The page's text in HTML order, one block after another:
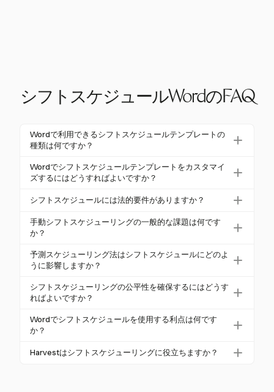
シフトスケジュールWordのFAQ
Wordで利用できるシフトスケジュールテンプレートの
種類は何ですか？
Microsoft Wordでは、日次、週次、月次形式を含む
さまざまなシフトスケジュールテンプレートが提供
ローテーション、分割シフトなど、特定のビジネス
ニーズに合わせてカスタマイズできます。ユーザー
はテーブルを挿入し、セルを結合し、シフト時間を
きます。
Wordでシフトスケジュールテンプレートをカスタマイ
ズするにはどうすればよいですか？
Wordでシフトスケジュールテンプレートをカスタマ
月次）に合ったテンプレートを選択します。従業員
やシフトの数に応じて、テーブルの列や行を挿入ま
たは変更します。ヘッダー用にセルを結合し、特定
のシフト時間、役割、従業員名を入力します。フォ
可読性を向上させることができます。
シフトスケジュールには法的要件がありますか？
はい、シフトスケジュールは、アメリカの公正労働
基準法（FLSA）などの労働法を遵守する必要があり
す。一部の州や都市には、スケジュールの事前通知
を要求する予測スケジューリング法があります。EU
では、労働時間指令が週の労働時間に制限を設け、
休息期間を義務付けています。
手動シフトスケジューリングの一般的な課題は何です
か？
手動シフトスケジューリングは、ダブルブッキング
やシフトの見逃しなどのエラーを引き起こし、生産
ジャーは自動化ツールを使用する場合に比べて最大2
0％多くの時間を費やすことがあります。労働法の遵
守を確保し、最後の瞬間の変更を管理することも追
加の課題です。
予測スケジューリング法はシフトスケジュールにどのよ
うに影響しますか？
予測スケジューリング法は、雇用主に対して通常、
労働週の開始前に7〜14日前に作業スケジュールを提
た変更には、影響を受ける従業員への追加の支払い
などの罰則が科されることがあります。これらの法
律は、労働者に安定性と予測可能性を提供すること
シフトスケジューリングの公平性を確保するにはどうす
ればよいですか？
シフトスケジューリングの公平性は、従業員をプロ
セスに関与させ、彼らの利用可能性や希望を考慮す
ましくないシフトの公平な配分を確保し、明確なコ
Wordでシフトスケジュールを使用する利点は何です
か？
Microsoft Wordを使用したシフトスケジュールは、
Harvestはシフトスケジューリングに役立ちますか？